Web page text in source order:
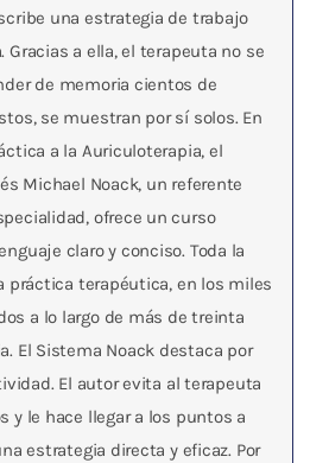
una estrategia de trabajo
a ella, el terapeuta no se
de memoria cientos de
se muestran por sí solos. En
a la Auriculoterapia, el
Michael Noack, un referente
ofrece un curso
claro y conciso. Toda la
práctica terapéutica, en los miles
a lo largo de más de treinta
El Sistema Noack destaca por
El autor evita al terapeuta
y le hace llegar a los puntos a
estrategia directa y eficaz. Por